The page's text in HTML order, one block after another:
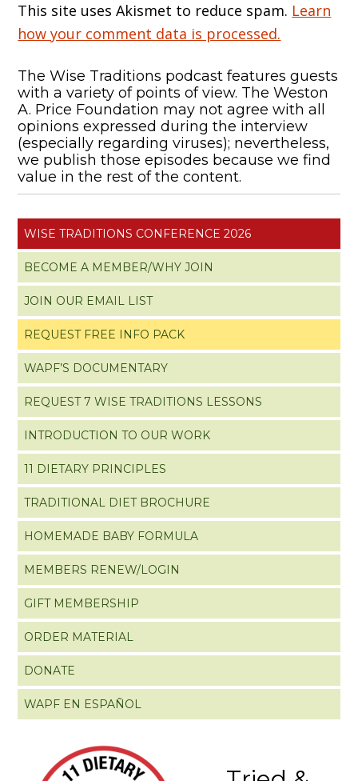
This site uses Akismet to reduce spam. Learn
how your comment data is processed.
The Wise Traditions podcast features guests
with a variety of points of view. The Weston
A. Price Foundation may not agree with all
opinions expressed during the interview
(especially regarding viruses); nevertheless,
we publish those episodes because we find
value in the rest of the content.
WISE TRADITIONS CONFERENCE 2026
BECOME A MEMBER/WHY JOIN
JOIN OUR EMAIL LIST
REQUEST FREE INFO PACK
WAPF’S DOCUMENTARY
REQUEST 7 WISE TRADITIONS LESSONS
INTRODUCTION TO OUR WORK
11 DIETARY PRINCIPLES
TRADITIONAL DIET BROCHURE
HOMEMADE BABY FORMULA
MEMBERS RENEW/LOGIN
GIFT MEMBERSHIP
ORDER MATERIAL
DONATE
WAPF EN ESPAÑOL